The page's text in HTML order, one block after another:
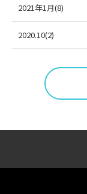
2021年1月(8)
2020.10(2)